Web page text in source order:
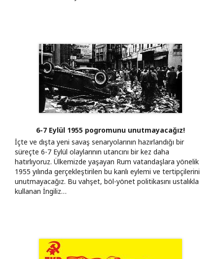
6-7 Eylül 1955 pogromunu unutmayacağız!
İçte ve dışta yeni savaş senaryolarının hazırlandığı bir
süreçte 6-7 Eylül olaylarının utancını bir kez daha
hatırlıyoruz. Ülkemizde yaşayan Rum vatandaşlara yönelik
1955 yılında gerçekleştirilen bu kanlı eylemi ve tertipçilerini
unutmayacağız. Bu vahşet, böl-yönet politikasını ustalıkla
kullanan İngiliz…